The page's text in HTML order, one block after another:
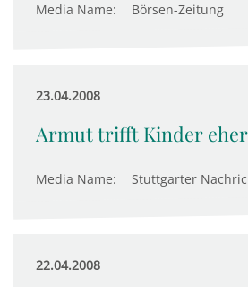
Media Name: Börsen-Zeitung
23.04.2008
Armut trifft Kinder
Media Name: Stuttgarter
22.04.2008